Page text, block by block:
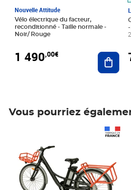
Nouvelle Attitude
Vélo électrique du facteur,
reconditionné - Taille normale -
Noir/ Rouge
1 490,00€
Vous pourriez